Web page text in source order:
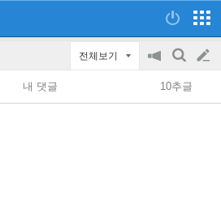
전체보기
공
지
on/off
검
색
글
쓰
내 댓글 10추글